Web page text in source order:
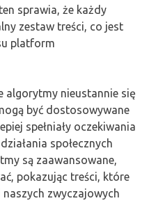
sprawia, że każdy
zestaw treści, co jest
platform
algorytmy nieustannie się
być dostosowywane
spełniały oczekiwania
społecznych
są zaawansowane,
pokazując treści, które
zwyczajowych